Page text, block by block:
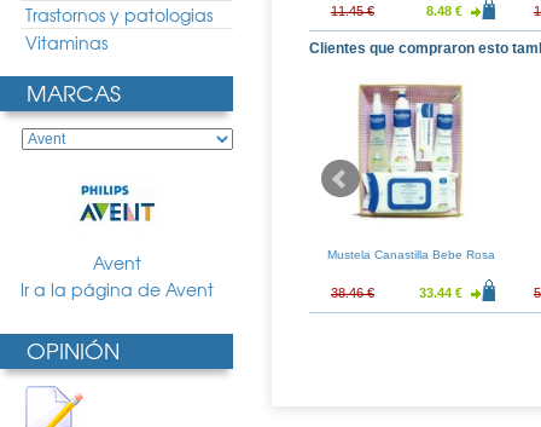
Trastornos y patologias
Vitaminas
MARCAS
Avent
Ir a la página de Avent
OPINIÓN
4.69 € 9.06 € 11.45 € 8.48 €
Clientes que compraron esto
7.87 € 8.89 €
Mustela Canastilla Bebe Rosa
38.46 € 33.44 €